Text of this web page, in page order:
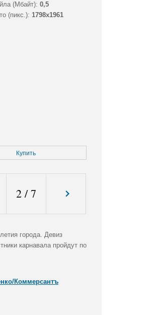
(Мбайт): 0,5
(пикс.): 1798x1961
Купить
2/7
города. Девиз
карнавала пройдут по
Коммерсантъ